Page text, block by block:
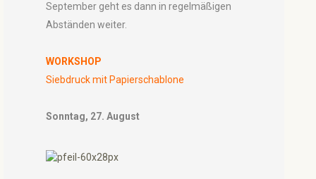
September geht es dann in regelmäßigen
Abständen weiter.
WORKSHOP
Siebdruck mit Papierschablone
Sonntag, 27. August